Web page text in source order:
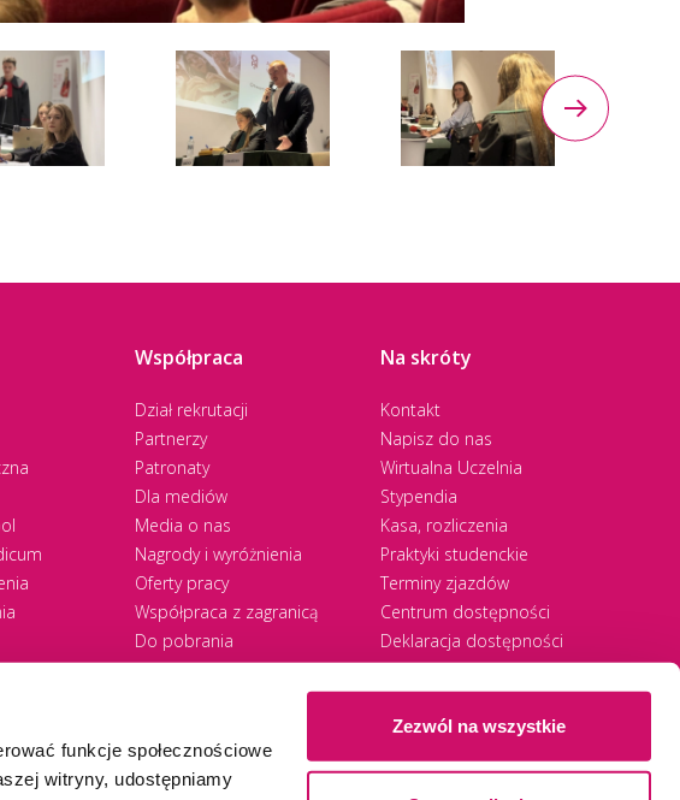
funkcje społecznościowe
witryny, udostępniamy
Zezwól na wszystkie
rozwój
Współpraca
Dział rekrutacji
Partnerzy
Patronaty
Dla mediów
Media o nas
Nagrody i wyróżnienia
Oferty pracy
Współpraca z zagranicą
Do pobrania
Na skróty
Kontakt
Napisz do nas
Wirtualna Uczelnia
Stypendia
Kasa, rozliczenia
Praktyki studenckie
Terminy zjazdów
Centrum dostępności
Deklaracja dostępności
RODO
Ⓒ 2026 Akademia WSBWSB University